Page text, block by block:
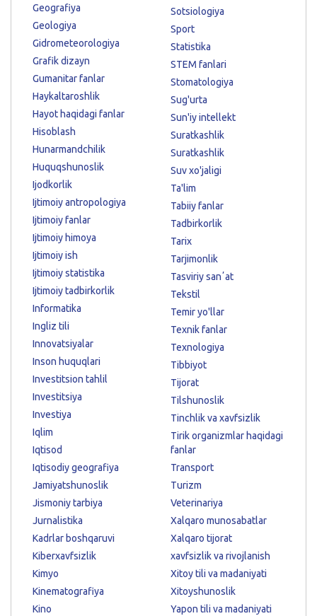
Geografiya
Geologiya
Gidrometeorologiya
Grafik dizayn
Gumanitar fanlar
Haykaltaroshlik
Hayot haqidagi fanlar
Hisoblash
Hunarmandchilik
Huquqshunoslik
Ijodkorlik
Ijtimoiy antropologiya
Ijtimoiy fanlar
Ijtimoiy himoya
Ijtimoiy ish
Ijtimoiy statistika
Ijtimoiy tadbirkorlik
Informatika
Ingliz tili
Innovatsiyalar
Inson huquqlari
Investitsion tahlil
Investitsiya
Investiya
Iqlim
Iqtisod
Iqtisodiy geografiya
Jamiyatshunoslik
Jismoniy tarbiya
Jurnalistika
Kadrlar boshqaruvi
Kiberxavfsizlik
Kimyo
Kinematografiya
Kino
Sotsiologiya
Sport
Statistika
STEM fanlari
Stomatologiya
Sug'urta
Sun'iy intellekt
Suratkashlik
Suratkashlik
Suv xo'jaligi
Ta'lim
Tabiiy fanlar
Tadbirkorlik
Tarix
Tarjimonlik
Tasviriy sanʼat
Tekstil
Temir yo'llar
Texnik fanlar
Texnologiya
Tibbiyot
Tijorat
Tilshunoslik
Tinchlik va xavfsizlik
Tirik organizmlar haqidagi
fanlar
Transport
Turizm
Veterinariya
Xalqaro munosabatlar
Xalqaro tijorat
xavfsizlik va rivojlanish
Xitoy tili va madaniyati
Xitoyshunoslik
Yapon tili va madaniyati